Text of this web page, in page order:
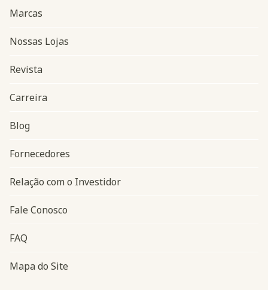
Navegação do rodapé
Marcas
Nossas Lojas
Revista
Carreira
Blog
Fornecedores
Relação com o Investidor
Fale Conosco
FAQ
Mapa do Site